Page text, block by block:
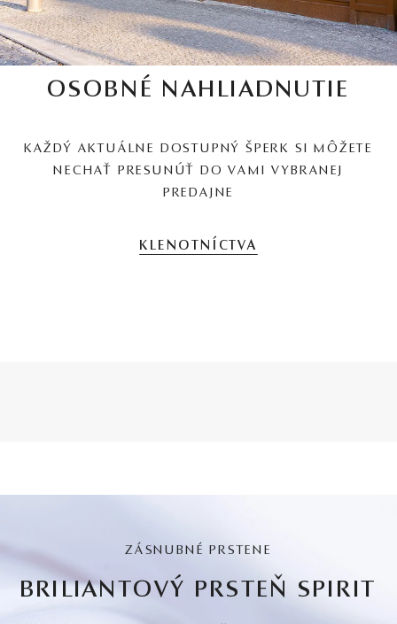
OSOBNÉ NAHLIADNUTIE
KAŽDÝ AKTUÁLNE DOSTUPNÝ ŠPERK SI MÔŽETE
NECHAŤ PRESUNÚŤ DO VAMI VYBRANEJ
PREDAJNE
KLENOTNÍCTVA
ZÁSNUBNÉ PRSTENE
BRILIANTOVÝ PRSTEŇ SPIRIT